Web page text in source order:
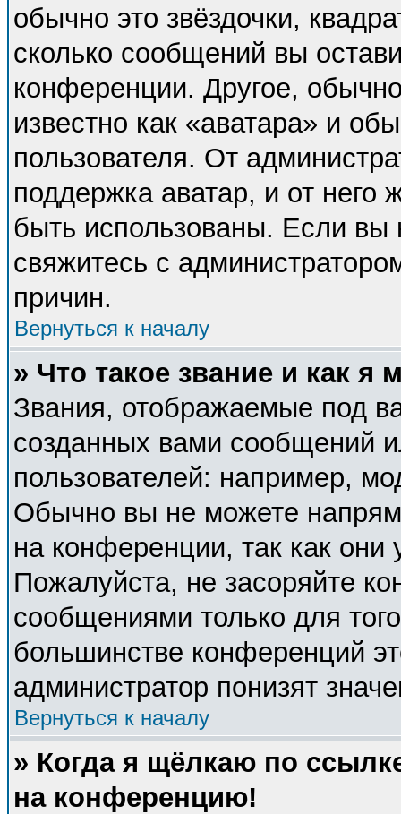
обычно это звёздочки,
сколько сообщений вы
конференции. Другое,
известно как «аватара» и
пользователя. От
поддержка аватар, и от него
быть использованы. Если вы
свяжитесь с
причин.
Вернуться к началу
» Что такое звание и как я
Звания, отображаемые под
созданных вами сообщений
пользователей: например,
Обычно вы не можете
на конференции, так как
Пожалуйста, не засоряйте
сообщениями только для
большинстве конференций
администратор понизят
Вернуться к началу
» Когда я щёлкаю по
на конференцию!